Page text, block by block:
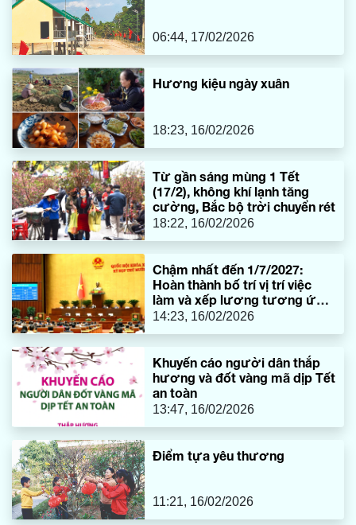
06:44, 17/02/2026
Hương kiệu ngày xuân
18:23, 16/02/2026
Từ gần sáng mùng 1 Tết
(17/2), không khí lạnh tăng
cường, Bắc bộ trời chuyển rét
18:22, 16/02/2026
Chậm nhất đến 1/7/2027:
Hoàn thành bố trí vị trí việc
làm và xếp lương tương ứng
cho viên chức
14:23, 16/02/2026
Khuyến cáo người dân thắp
hương và đốt vàng mã dịp Tết
an toàn
13:47, 16/02/2026
Điểm tựa yêu thương
11:21, 16/02/2026